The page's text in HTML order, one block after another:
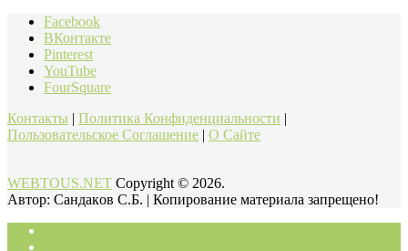
Facebook
ВКонтакте
Pinterest
YouTube
FourSquare
Контакты | Политика Конфиденциальности |
Пользовательское Соглашение | О Сайте
WEBTOUS.NET Copyright © 2026.
Автор: Cандaкoв C.Б. | Копирование материала запрещено!